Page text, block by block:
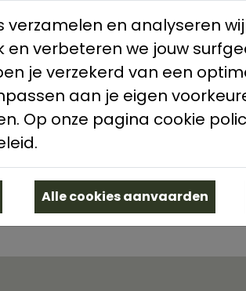
MIDDELKERKE - KDC U17
U17 - K.F.C HEIST
- KDC U17
verzamelen en analyseren
en verbeteren we jouw
je verzekerd van een
aan je eigen
Op onze pagina cookie